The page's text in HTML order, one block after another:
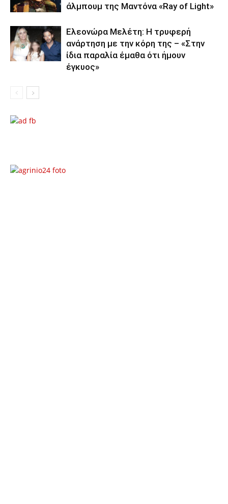
άλμπουμ της Μαντόνα «Ray of Light»
Ελεονώρα Μελέτη: Η τρυφερή
ανάρτηση με την κόρη της – «Στην
ίδια παραλία έμαθα ότι ήμουν
έγκυος»